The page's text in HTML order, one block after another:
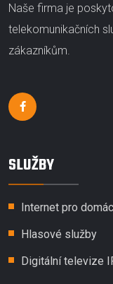
Naše firma je
telekomunikačních
zákazníkům.
SLUŽBY
Internet pro
Hlasové služby
Digitální televize